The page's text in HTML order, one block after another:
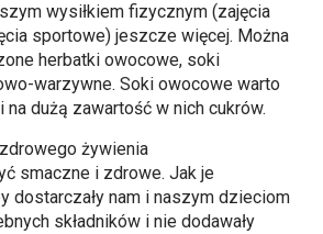
wysiłkiem fizycznym (zajęcia
sportowe) jeszcze więcej. Można
herbatki owocowe, soki
warzywne. Soki owocowe warto
dużą zawartość w nich cukrów.
żywienia
smaczne i zdrowe. Jak je
dostarczały nam i naszym dzieciom
składników i nie dodawały